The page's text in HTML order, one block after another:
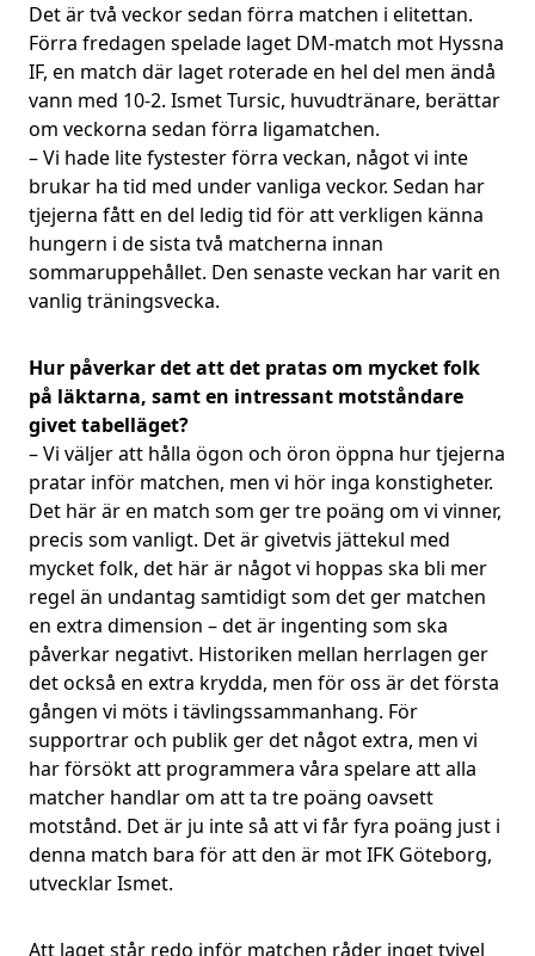
Det är två veckor sedan förra matchen i elitettan.
Förra fredagen spelade laget DM-match mot Hyssna
IF, en match där laget roterade en hel del men ändå
vann med 10-2. Ismet Tursic, huvudtränare, berättar
om veckorna sedan förra ligamatchen.
– Vi hade lite fystester förra veckan, något vi inte
brukar ha tid med under vanliga veckor. Sedan har
tjejerna fått en del ledig tid för att verkligen känna
hungern i de sista två matcherna innan
sommaruppehållet. Den senaste veckan har varit en
vanlig träningsvecka.
Hur påverkar det att det pratas om mycket folk
på läktarna, samt en intressant motståndare
givet tabelläget?
– Vi väljer att hålla ögon och öron öppna hur tjejerna
pratar inför matchen, men vi hör inga konstigheter.
Det här är en match som ger tre poäng om vi vinner,
precis som vanligt. Det är givetvis jättekul med
mycket folk, det här är något vi hoppas ska bli mer
regel än undantag samtidigt som det ger matchen
en extra dimension – det är ingenting som ska
påverkar negativt. Historiken mellan herrlagen ger
det också en extra krydda, men för oss är det första
gången vi möts i tävlingssammanhang. För
supportrar och publik ger det något extra, men vi
har försökt att programmera våra spelare att alla
matcher handlar om att ta tre poäng oavsett
motstånd. Det är ju inte så att vi får fyra poäng just i
denna match bara för att den är mot IFK Göteborg,
utvecklar Ismet.
Att laget står redo inför matchen råder inget tvivel